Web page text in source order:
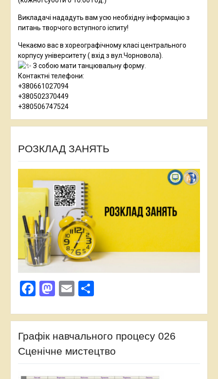
Викладачі нададуть вам усю необхідну інформацію з
питань творчого вступного іспиту!
Чекаємо вас в хореографічному класі центрального
корпусу університету ( вхід з вул.Чорновола).
З собою мати танцювальну форму.
Контактні телефони:
+380661027094
+380502370449
+380506747524
РОЗКЛАД ЗАНЯТЬ
Facebook
Mastodon
EmailПоділитися
Графік навчального процесу 026
Сценічне мистецтво